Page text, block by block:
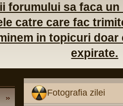
forumului sa faca
catre care fac
in topicuri
expirate.
Fotografia zilei